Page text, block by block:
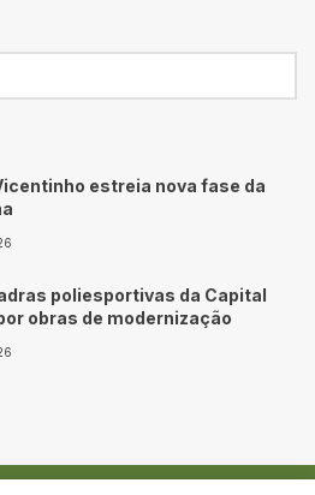
estreia nova fase da
poliesportivas da Capital
obras de modernização